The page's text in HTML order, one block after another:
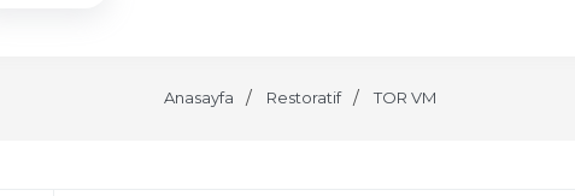
Anasayfa Restoratif TOR VM